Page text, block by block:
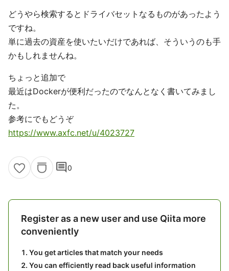
どうやら検索するとドライバセットなるものがあったよう
ですね。
単に過去の資産を使いたいだけであれば、そういうのも手
かもしれませんね。
ちょっと追加で
最近はDockerが便利だったのでなんとなく書いてみまし
た。
参考にでもどうぞ
https://www.axfc.net/u/4023727
comment0
Register as a new user and use Qiita more
conveniently
You get articles that match your needs
You can efficiently read back useful information